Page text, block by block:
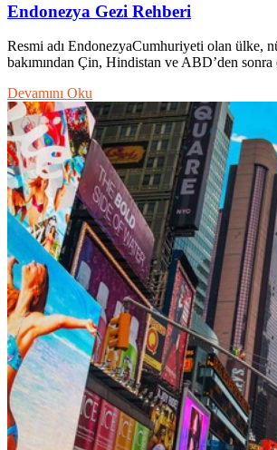
Endonezya Gezi Rehberi
Resmi adı EndonezyaCumhuriyeti olan ülke,
bakımından Çin, Hindistan ve ABD’den
Devamını Oku